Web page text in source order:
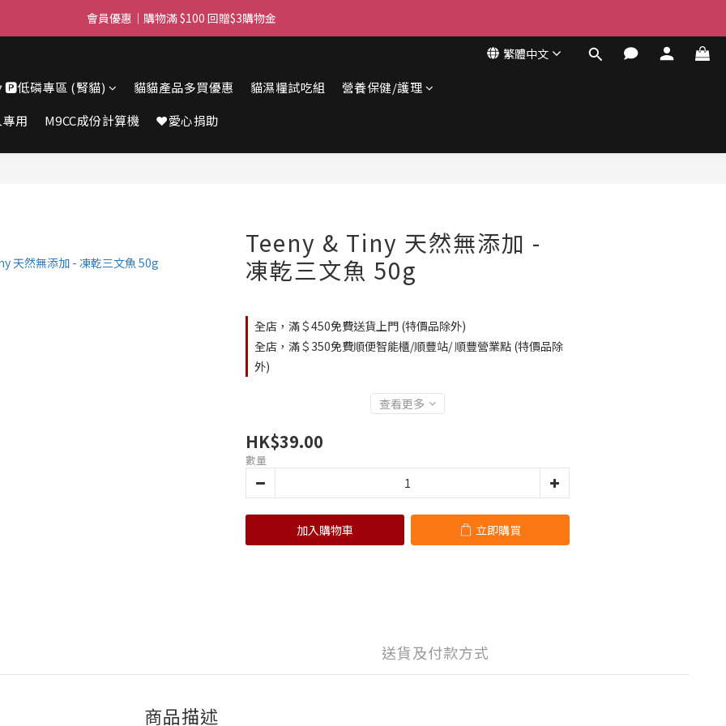
滿$450免費送貨上門 I 滿$350免運 順豐自取
會員優惠｜購物滿 $100 回贈$3購物金
繁體中文
低磷專區 (腎貓) 貓貓產品多買優惠 貓濕糧試吃組
營養保健/護理
用
M9CC成份計算機 ❤️愛心捐助
Teeny & Tiny 天然無添加 -
凍乾三文魚 50g
全店，滿＄450免費送貨上門 (特價品除外)
全店，滿＄350免費順便智能櫃/順豐站/ 順豐營業點 (特價品除
外)
查看更多
HK$39.00
數量
加入購物車 立即購買
送貨及付款方式
商品描述